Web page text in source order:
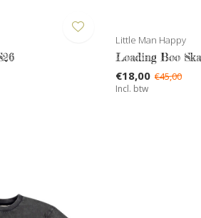
Little Man Happy
Loading Boo
€18,00 €45,00
Incl. btw